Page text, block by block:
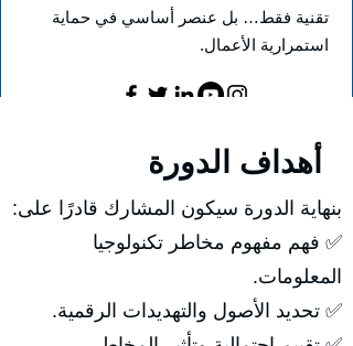
تقنية فقط… بل عنصر أساسي في حماية
استمرارية الأعمال.
بنهاية الدورة سيكون المشارك قادرًا على:
✅ فهم مفهوم مخاطر تكنولوجيا
المعلومات.
✅ تحديد الأصول والتهديدات الرقمية.